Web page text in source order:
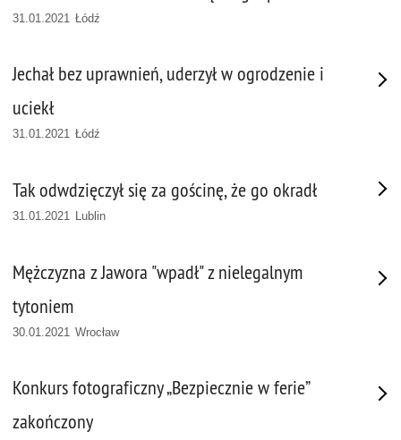
31.01.2021 Łódź
Jechał bez uprawnień, uderzył w ogrodzenie i
uciekł
31.01.2021 Łódź
Tak odwdzięczył się za gościnę, że go okradł
31.01.2021 Lublin
Mężczyzna z Jawora "wpadł" z nielegalnym
tytoniem
30.01.2021 Wrocław
Konkurs fotograficzny „Bezpiecznie w ferie”
zakończony